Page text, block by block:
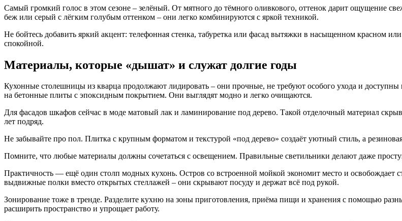
Самый громкий голос в этом сезоне – зелёный. От мятного до тёмного оливкового, оттенок дарит ощущение
беж или серый с лёгким голубым оттенком – они легко комбинируются с яркой техникой.
Не бойтесь добавить яркий акцент: телефонная стенка, табуретка или фасад вытяжки в насыщенном красном
спокойной.
Материалы, которые «дышат» и служат долгие годы
Кухонные столешницы из кварца продолжают лидировать – они прочные, не требуют особого ухода и доступны
на бетонные плиты с эпоксидным покрытием. Они выглядят модно и легко очищаются.
Для фасадов шкафов сейчас в моде матовый лак и ламинирование под дерево. Такой отделочный материал
лет подряд.
Не забывайте про пол. Плитка с крупным форматом и текстурой «под дерево» создаёт уютный стиль, а
Помните, что любые материалы должны сочетаться с освещением. Правильные светильники делают даже
Практичность — ещё один столп модных кухонь. Остров со встроенной мойкой экономит место и освобождает
выдвижные полки вместо открытых стеллажей – они скрывают посуду и держат всё под рукой.
Зонирование тоже в тренде. Разделите кухню на зоны приготовления, приёма пищи и хранения с помощью
расширить пространство и упрощает работу.